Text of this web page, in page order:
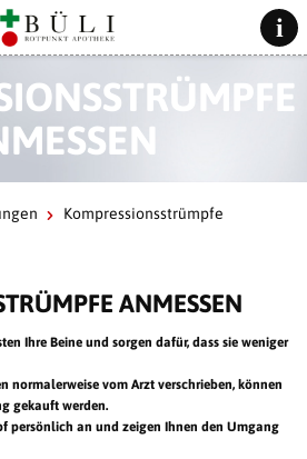
Kompressionsstrümpfe
ANMESSEN
Ihre Beine und sorgen dafür, dass sie weniger
normalerweise vom Arzt verschrieben, können
gekauft werden.
persönlich an und zeigen Ihnen den Umgang